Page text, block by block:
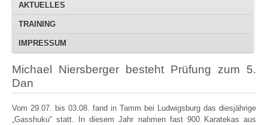
AKTUELLES
TRAINING
IMPRESSUM
Michael Niersberger besteht Prüfung zum 5.
Dan
Vom 29.07. bis 03.08. fand in Tamm bei Ludwigsburg das diesjährige
„Gasshuku“ statt. In diesem Jahr nahmen fast 900 Karatekas aus